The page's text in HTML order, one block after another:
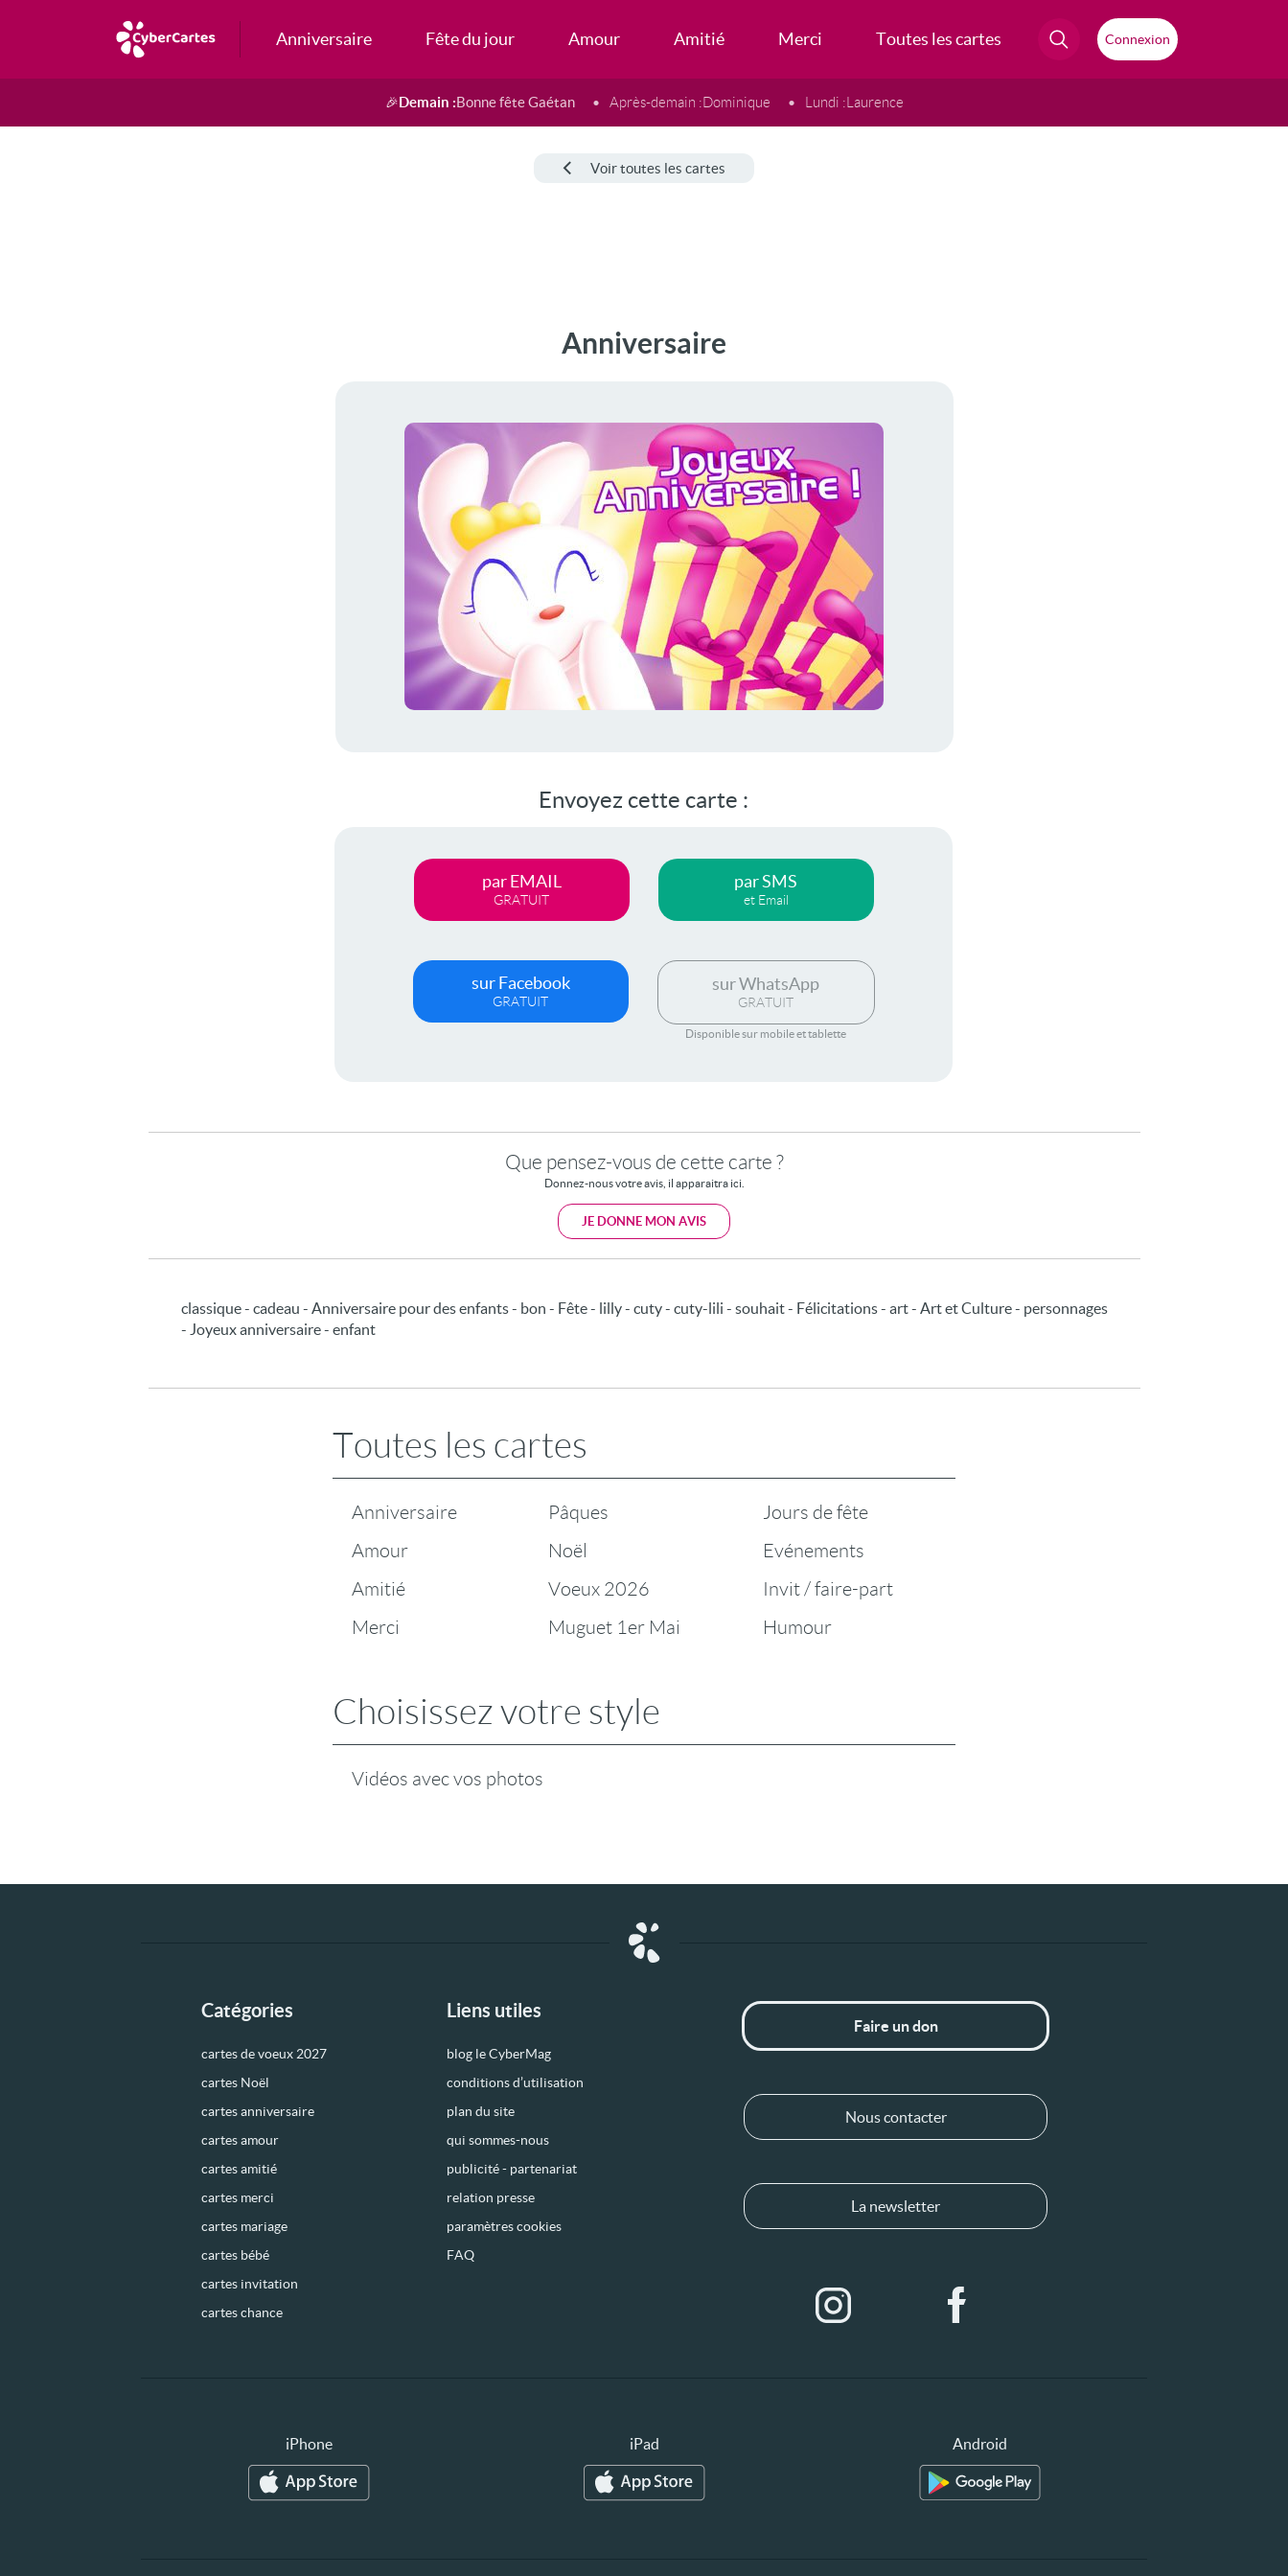
Anniversaire Fête du jour Amour Amitié Merci Toutes les cartes Connexion
🎉Demain :Bonne fête Gaétan Après-demain :Dominique Lundi :Laurence
Voir toutes les cartes
Anniversaire
Envoyez cette carte :
par EMAIL
GRATUIT
par SMS
et Email
sur Facebook
GRATUIT
sur WhatsApp
GRATUIT
Disponible sur mobile et tablette
Que pensez-vous de cette carte ?
Donnez-nous votre avis, il apparaitra ici.
JE DONNE MON AVIS
classique - cadeau - Anniversaire pour des enfants - bon - Fête - lilly - cuty - cuty-lili - souhait - Félicitations - art - Art et Culture - personnages
- Joyeux anniversaire - enfant
Toutes les cartes
Anniversaire
Amour
Amitié
Merci
Pâques
Noël
Voeux 2026
Muguet 1er Mai
Jours de fête
Evénements
Invit / faire-part
Humour
Choisissez votre style
Vidéos avec vos photos
Catégories
cartes de voeux 2027
cartes Noël
cartes anniversaire
cartes amour
cartes amitié
cartes merci
cartes mariage
cartes bébé
cartes invitation
cartes chance
Liens utiles
blog le CyberMag
conditions d’utilisation
plan du site
qui sommes-nous
publicité - partenariat
relation presse
paramètres cookies
FAQ
Faire un don
Nous contacter
La newsletter
iPhone iPad Android